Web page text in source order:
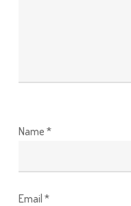
Name *
Email *